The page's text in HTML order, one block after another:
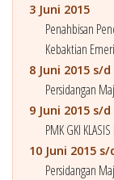
3 Juni 2015
Penahbisan
Kebaktian
8 Juni 2015 s/
Persidangan
9 Juni 2015 s/
PMK GKI
10 Juni 2015
Persidangan